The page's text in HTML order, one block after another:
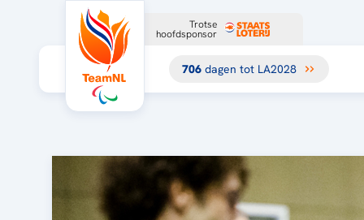
Trotse
hoofdsponsor
706 dagen tot LA2028